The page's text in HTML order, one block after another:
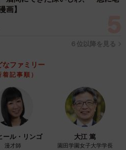
／まりこさん（@beika_komeko）提供
について、まりこさんは発酵
といいます。
画】
６位以降を見る
なファミリー
着記事順）
ール・リンゴ
漫才師
大江 篤
園田学園女子大学学長